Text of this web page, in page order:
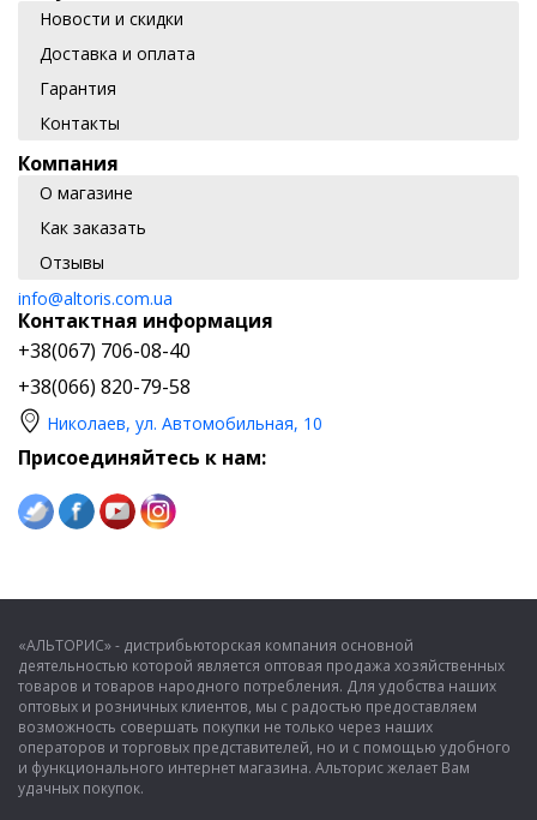
Новости и скидки
Доставка и оплата
Гарантия
Контакты
Компания
О магазине
Как заказать
Отзывы
info@altoris.com.ua
Контактная информация
+38(067) 706-08-40
+38(066) 820-79-58
Николаев, ул. Автомобильная, 10
Присоединяйтесь к нам:
«АЛЬТОРИС» - дистрибьюторская компания основной
деятельностью которой является оптовая продажа хозяйственных
товаров и товаров народного потребления. Для удобства наших
оптовых и розничных клиентов, мы с радостью предоставляем
возможность совершать покупки не только через наших
операторов и торговых представителей, но и с помощью удобного
и функционального интернет магазина. Альторис желает Вам
удачных покупок.